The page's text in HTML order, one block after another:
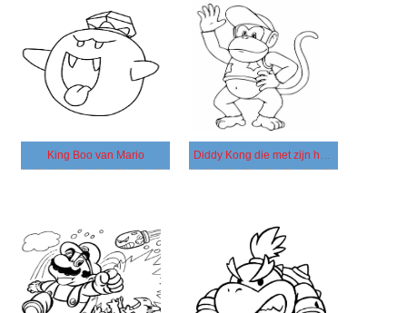
King Boo van Mario Diddy Kong die met zijn hand zwaait